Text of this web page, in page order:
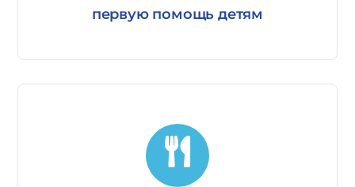
первую помощь детям